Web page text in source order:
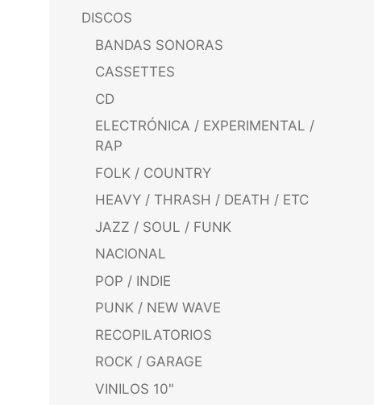
DISCOS
BANDAS SONORAS
CASSETTES
CD
ELECTRÓNICA / EXPERIMENTAL /
RAP
FOLK / COUNTRY
HEAVY / THRASH / DEATH / ETC
JAZZ / SOUL / FUNK
NACIONAL
POP / INDIE
PUNK / NEW WAVE
RECOPILATORIOS
ROCK / GARAGE
VINILOS 10"